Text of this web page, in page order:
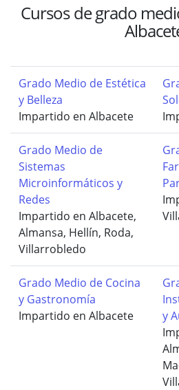
Cursos de grado
Grado Medio de Estética
y Belleza
Impartido en Albacete
Grado Medio de
Sistemas
Microinformáticos y
Redes
Impartido en Albacete,
Almansa, Hellín, Roda,
Villarrobledo
Grado Medio de Cocina
y Gastronomía
Impartido en Albacete
y